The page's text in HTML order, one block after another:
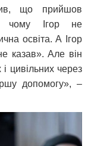
що прийшов
чому Ігор не
освіта. А Ігор
казав». Але він
цивільних через
допомогу», –